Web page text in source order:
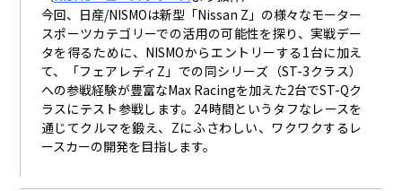
今回、日産/NISMOは新型「Nissan Z」の様々なモーター
スポーツカテゴリーでの活用の可能性を探り、実戦デー
タを得るために、NISMOからエントリーする1台に加え
て、「フェアレディZ」での同シリーズ（ST-3クラス）
への参戦経験が豊富なMax Racingを加えた2台でST-Qク
ラスにテスト参戦します。24時間というタフなレースを
通じてクルマを鍛え、Zにふさわしい、ワクワクするレ
ースカーの開発を目指します。